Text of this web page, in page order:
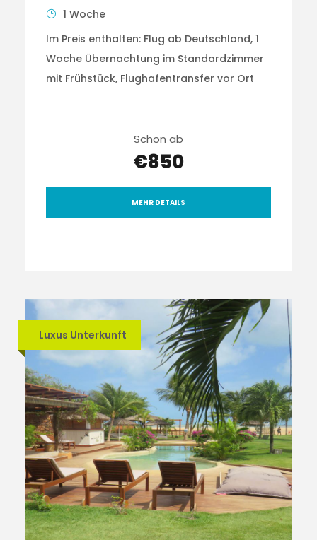
1 Woche
Im Preis enthalten: Flug ab Deutschland, 1
Woche Übernachtung im Standardzimmer
mit Frühstück, Flughafentransfer vor Ort
Schon ab
€850
MEHR DETAILS
Luxus Unterkunft